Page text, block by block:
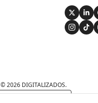
© 2026 DIGITALIZADOS.